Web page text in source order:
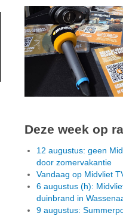
Deze week op
12 augustus: geen
door zomervakantie
Vandaag op Midvliet
6 augustus (h):
duinbrand in
9 augustus: